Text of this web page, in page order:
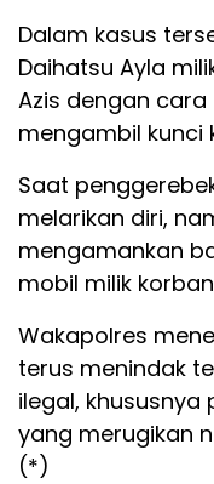
Dalam kasus
Daihatsu Ayla
Azis dengan
mengambil kunci
Saat
melarikan diri,
mengamankan
mobil milik
Wakapolres
terus menindak
ilegal, khususnya
yang merugikan
(*)